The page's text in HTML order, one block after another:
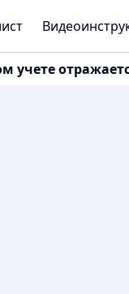
учете